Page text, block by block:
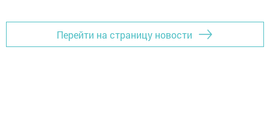
Перейти на страницу новости